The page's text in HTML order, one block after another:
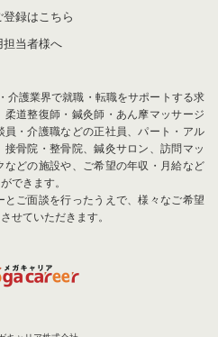
登録はこちら
担当者様へ
介護業界で就職・転職をサポートする求
道整復師・鍼灸師・あん摩マッサージ
・介護職などの正社員、パート・アル
骨院・整骨院、鍼灸サロン、訪問マッ
どの施設や、ご希望の年収・月給など
できます。
ご面談を行ったうえで、様々なご希望
せていただきます。